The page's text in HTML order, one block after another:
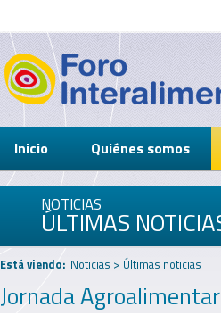
Inicio Quiénes somos
NOTICIAS
ÚLTIMAS
Está viendo: Noticias > Últimas noticias
Jornada